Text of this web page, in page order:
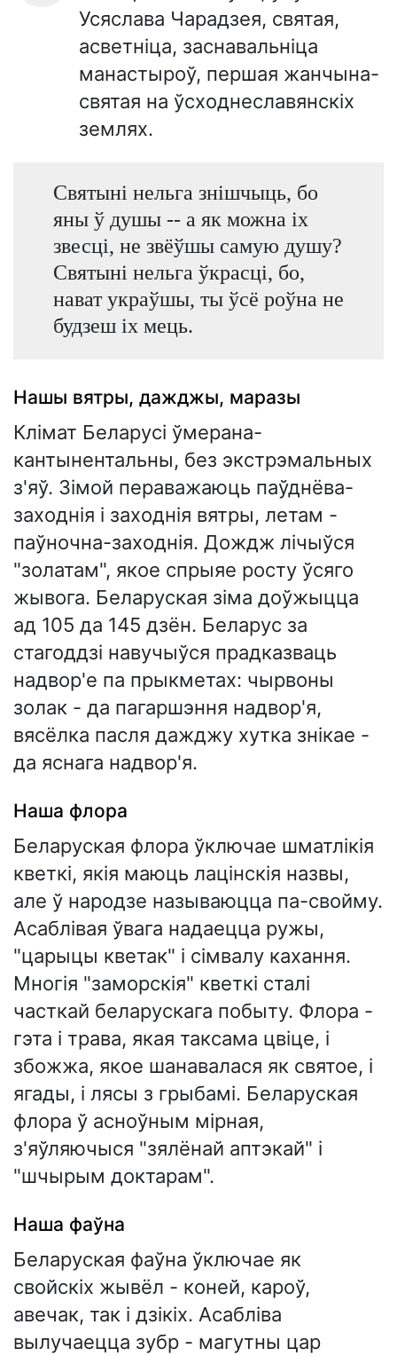
Усяслава Чарадзея, святая,
асветніца, заснавальніца
манастыроў, першая жанчына-
святая на ўсходнеславянскіх
землях.
Святыні нельга знішчыць, бо
яны ў душы -- а як можна іх
звесці, не звёўшы самую душу?
Святыні нельга ўкрасці, бо,
нават украўшы, ты ўсё роўна не
будзеш іх мець.
Нашы вятры, дажджы, маразы
Клімат Беларусі ўмерана-
кантынентальны, без экстрэмальных
з'яў. Зімой пераважаюць паўднёва-
заходнія і заходнія вятры, летам -
паўночна-заходнія. Дождж лічыўся
"золатам", якое спрыяе росту ўсяго
жывога. Беларуская зіма доўжыцца
ад 105 да 145 дзён. Беларус за
стагоддзі навучыўся прадказваць
надвор'е па прыкметах: чырвоны
золак - да пагаршэння надвор'я,
вясёлка пасля дажджу хутка знікае -
да яснага надвор'я.
Наша флора
Беларуская флора ўключае шматлікія
кветкі, якія маюць лацінскія назвы,
але ў народзе называюцца па-свойму.
Асаблівая ўвага надаецца ружы,
"царыцы кветак" і сімвалу кахання.
Многія "заморскія" кветкі сталі
часткай беларускага побыту. Флора -
гэта і трава, якая таксама цвіце, і
збожжа, якое шанавалася як святое, і
ягады, і лясы з грыбамі. Беларуская
флора ў асноўным мірная,
з'яўляючыся "зялёнай аптэкай" і
"шчырым доктарам".
Наша фаўна
Беларуская фаўна ўключае як
свойскіх жывёл - коней, кароў,
авечак, так і дзікіх. Асабліва
вылучаецца зубр - магутны цар